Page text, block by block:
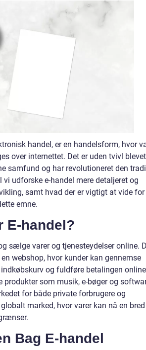
handel, er en handelsform, hvor
over internettet. Det er uden tvivl
samfund og har revolutioneret den
udforske e-handel mere detaljeret og
samt hvad der er vigtigt at vide for
emne.
E-handel?
sælge varer og tjenesteydelser online.
webshop, hvor kunder kan gennemse
og fuldføre betalingen
som musik, e-bøger og
for både private forbrugere og
marked, hvor varer kan nå en
Bag E-handel